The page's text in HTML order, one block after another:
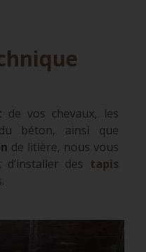
de vos chevaux, les
béton, ainsi que
de litière, nous vous
des tapis